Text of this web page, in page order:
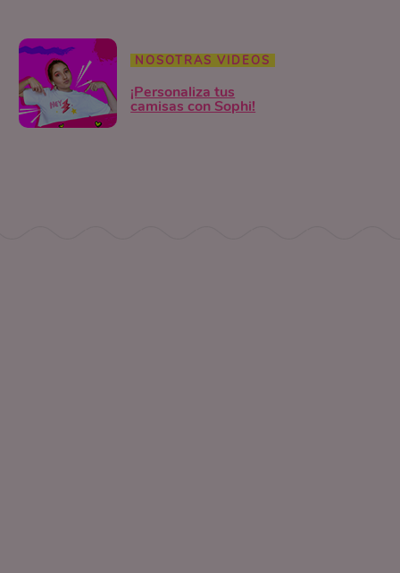
NOSOTRAS VIDEOS
¡Personaliza tus
camisas con Sophi!